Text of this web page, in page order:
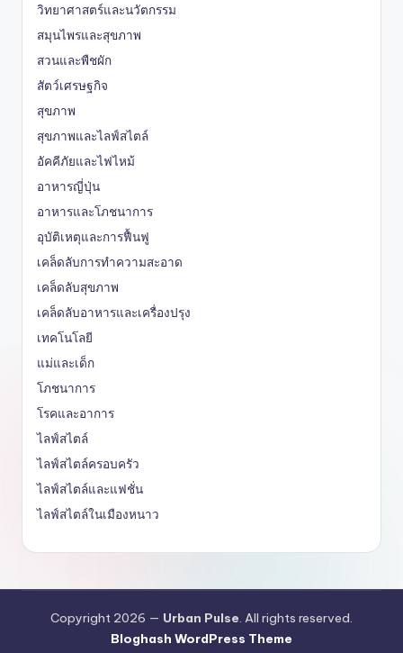
วิทยาศาสตร์และนวัตกรรม
สมุนไพรและสุขภาพ
สวนและพืชผัก
สัตว์เศรษฐกิจ
สุขภาพ
สุขภาพและไลฟ์สไตล์
อัคคีภัยและไฟไหม้
อาหารญี่ปุ่น
อาหารและโภชนาการ
อุบัติเหตุและการฟื้นฟู
เคล็ดลับการทำความสะอาด
เคล็ดลับสุขภาพ
เคล็ดลับอาหารและเครื่องปรุง
เทคโนโลยี
แม่และเด็ก
โภชนาการ
โรคและอาการ
ไลฟ์สไตล์
ไลฟ์สไตล์ครอบครัว
ไลฟ์สไตล์และแฟชั่น
ไลฟ์สไตล์ในเมืองหนาว
Copyright 2026 — Urban Pulse. All rights reserved.
Bloghash WordPress Theme